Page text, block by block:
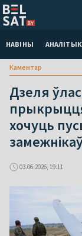
НАВІНЫ
Каментар
Дзеля
хочуць
03.06.2026, 19:11